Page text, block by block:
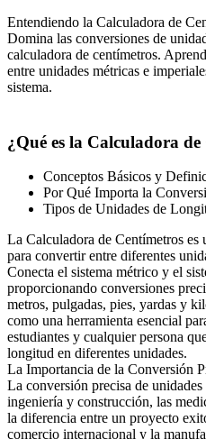
Entendiendo la Calculadora de
Domina las conversiones de
calculadora de centímetros.
entre unidades métricas e
sistema.
¿Qué es la Calculadora
Conceptos Básicos y
Por Qué Importa la
Tipos de Unidades de
La Calculadora de Centímetros es
para convertir entre diferentes
Conecta el sistema métrico y el
proporcionando conversiones
metros, pulgadas, pies, yardas y
como una herramienta esencial
estudiantes y cualquier persona
longitud en diferentes unidades.
La Importancia de la Conversión
La conversión precisa de
ingeniería y construcción, las
la diferencia entre un proyecto
comercio internacional y la